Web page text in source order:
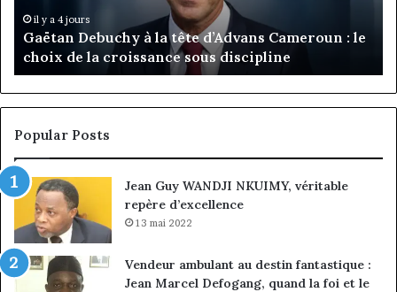
choix
de
la
croissance
sous
il y a 4 jours
Gaëtan Debuchy à la tête d’Advans Cameroun : le
choix de la croissance sous discipline
à
la
Popular Posts
Jean Guy WANDJI NKUIMY, véritable
repère d’excellence
13 mai 2022
Vendeur ambulant au destin fantastique :
Jean Marcel Defogang, quand la foi et le